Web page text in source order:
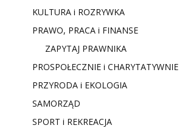
KULTURA i ROZRYWKA
PRAWO, PRACA i FINANSE
ZAPYTAJ PRAWNIKA
PROSPOŁECZNIE i CHARYTATYWNIE
PRZYRODA i EKOLOGIA
SAMORZĄD
SPORT i REKREACJA